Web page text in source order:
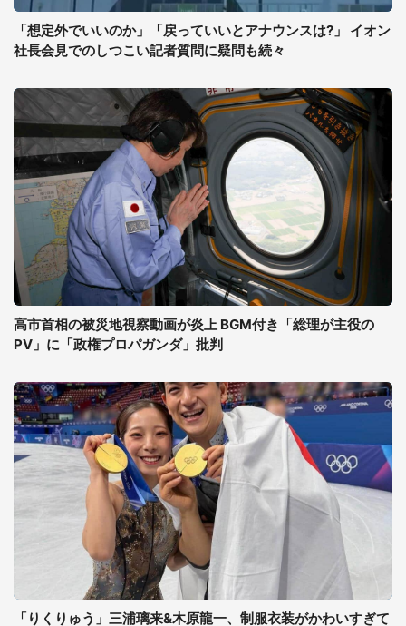
「想定外でいいのか」「戻っていいとアナウンスは?」 イオン
社長会見でのしつこい記者質問に疑問も続々
高市首相の被災地視察動画が炎上 BGM付き「総理が主役の
PV」に「政権プロパガンダ」批判
「りくりゅう」三浦璃来&木原龍一、制服衣装がかわいすぎて